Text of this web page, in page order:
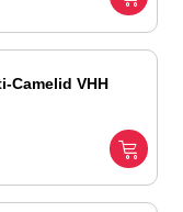
Camelid VHH